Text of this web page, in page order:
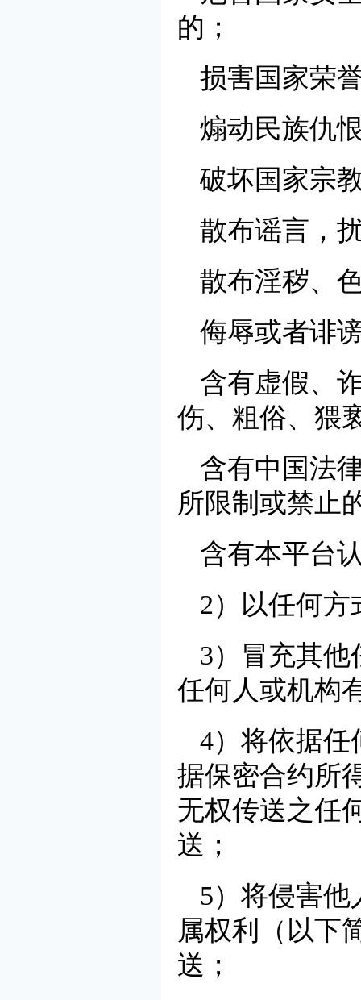
的；
损害国家荣
煽动民族仇
破坏国家宗
散布谣言，
散布淫秽、
侮辱或者诽
含有虚假、
伤、粗俗、猥
含有中国法
所限制或禁止
含有本平台
2）以任何
3）冒充其
任何人或机构
4）将依据任
据保密合约所
无权传送之任
送；
5）将侵害
属权利（以下
送；